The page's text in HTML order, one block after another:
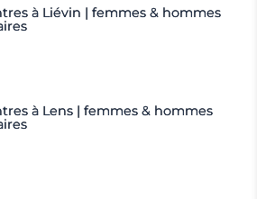
à Liévin | femmes & hommes
à Lens | femmes & hommes